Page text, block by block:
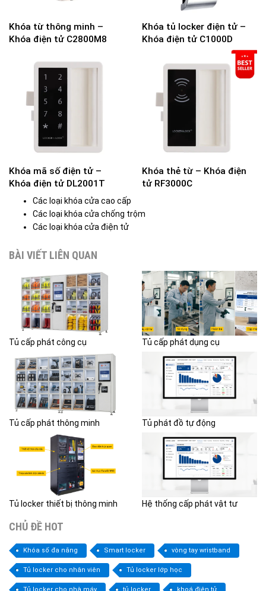
Khóa từ thông minh –
Khóa điện tử C2800M8
Khóa tủ locker điện tử –
Khóa điện tử C1000D
Khóa mã số điện tử –
Khóa điện tử DL2001T
Khóa thẻ từ – Khóa điện
tử RF3000C
Các loại khóa cửa cao cấp
Các loại khóa cửa chống trộm
Các loại khóa cửa điện tử
BÀI VIẾT LIÊN QUAN
Tủ cấp phát công cụ Tủ cấp phát dụng cụ
Tủ cấp phát thông minh Tủ phát đồ tự động
Tủ locker thiết bị thông minh Hệ thống cấp phát vật tư
CHỦ ĐỀ HOT
Khóa số đa năng Smart locker vòng tay wristband
Tủ locker cho nhân viên Tủ locker lớp học